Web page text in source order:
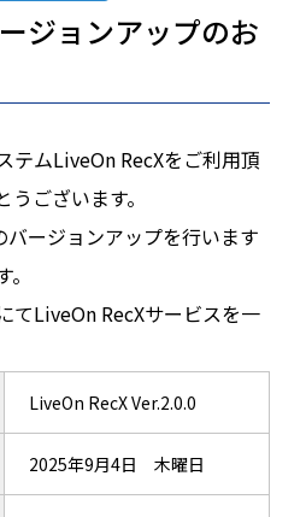
ジョンアップのお
テムLiveOn RecXをご利用頂
ございます。
ージョンアップを行います
てLiveOn RecXサービスを一
LiveOn RecX Ver.2.0.0
2025年9月4日 木曜日